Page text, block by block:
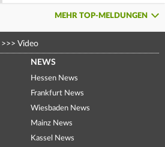
MEHR TOP-MELDUNGEN
>>> Video
NEWS
Hessen News
Frankfurt News
Wiesbaden News
Mainz News
Kassel News